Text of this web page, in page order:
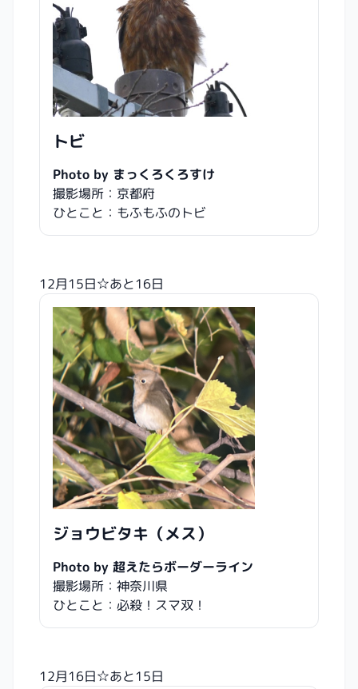
トビ
Photo by まっくろくろすけ
撮影場所：京都府
ひとこと：もふもふのトビ
12月15日☆あと16日
ジョウビタキ（メス）
Photo by 超えたらボーダーライン
撮影場所：神奈川県
ひとこと：必殺！スマ双！
12月16日☆あと15日